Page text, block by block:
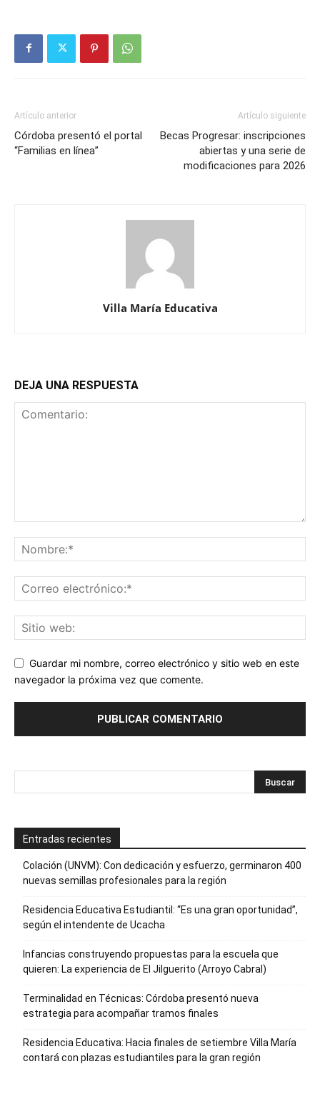
Artículo anterior
Córdoba presentó el portal
“Familias en línea”
Artículo siguiente
Becas Progresar: inscripciones
abiertas y una serie de
modificaciones para 2026
Villa María Educativa
DEJA UNA RESPUESTA
Guardar mi nombre, correo electrónico y sitio web en este
navegador la próxima vez que comente.
Entradas recientes
Colación (UNVM): Con dedicación y esfuerzo, germinaron 400
nuevas semillas profesionales para la región
Residencia Educativa Estudiantil: “Es una gran oportunidad”,
según el intendente de Ucacha
Infancias construyendo propuestas para la escuela que
quieren: La experiencia de El Jilguerito (Arroyo Cabral)
Terminalidad en Técnicas: Córdoba presentó nueva
estrategia para acompañar tramos finales
Residencia Educativa: Hacia finales de setiembre Villa María
contará con plazas estudiantiles para la gran región